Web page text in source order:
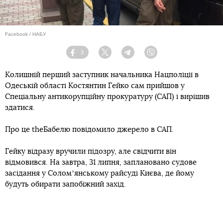
Facebook / НАБУ
Facebook
3
Twitter TelegramViber
Колишній перший заступник начальника Нацполіції в
Одеській області Костянтин Гейко сам прийшов у
Спеціальну антикорупційну прокуратуру (САП) і вирішив
здатися.
Про це theБабелю повідомило джерело в САП.
Гейку відразу вручили підозру, але свідчити він
відмовився. На завтра, 31 липня, заплановано судове
засідання у Соломʼянському райсуді Києва, де йому
будуть обирати запобіжний захід.